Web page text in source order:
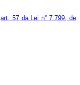
art. 57 da Lei n° 7.799, de